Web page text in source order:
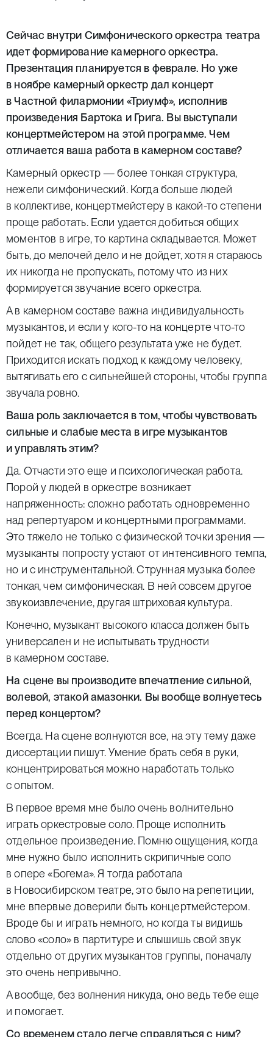
Сейчас внутри Симфонического оркестра театра
идет формирование камерного оркестра.
Презентация планируется в феврале. Но уже
в ноябре камерный оркестр дал концерт
в Частной филармонии «Триумф», исполнив
произведения Бартока и Грига. Вы выступали
концертмейстером на этой программе. Чем
отличается ваша работа в камерном составе?
Камерный оркестр — более тонкая структура,
нежели симфонический. Когда больше людей
в коллективе, концертмейстеру в какой-то степени
проще работать. Если удается добиться общих
моментов в игре, то картина складывается. Может
быть, до мелочей дело и не дойдет, хотя я стараюсь
их никогда не пропускать, потому что из них
формируется звучание всего оркестра.
А в камерном составе важна индивидуальность
музыкантов, и если у кого-то на концерте что-то
пойдет не так, общего результата уже не будет.
Приходится искать подход к каждому человеку,
вытягивать его с сильнейшей стороны, чтобы группа
звучала ровно.
Ваша роль заключается в том, чтобы чувствовать
сильные и слабые места в игре музыкантов
и управлять этим?
Да. Отчасти это еще и психологическая работа.
Порой у людей в оркестре возникает
напряженность: сложно работать одновременно
над репертуаром и концертными программами.
Это тяжело не только с физической точки зрения —
музыканты попросту устают от интенсивного темпа,
но и с инструментальной. Струнная музыка более
тонкая, чем симфоническая. В ней совсем другое
звукоизвлечение, другая штриховая культура.
Конечно, музыкант высокого класса должен быть
универсален и не испытывать трудности
в камерном составе.
На сцене вы производите впечатление сильной,
волевой, этакой амазонки. Вы вообще волнуетесь
перед концертом?
Всегда. На сцене волнуются все, на эту тему даже
диссертации пишут. Умение брать себя в руки,
концентрироваться можно наработать только
с опытом.
В первое время мне было очень волнительно
играть оркестровые соло. Проще исполнить
отдельное произведение. Помню ощущения, когда
мне нужно было исполнить скрипичные соло
в опере «Богема». Я тогда работала
в Новосибирском театре, это было на репетиции,
мне впервые доверили быть концертмейстером.
Вроде бы и играть немного, но когда ты видишь
слово «соло» в партитуре и слышишь свой звук
отдельно от других музыкантов группы, поначалу
это очень непривычно.
А вообще, без волнения никуда, оно ведь тебе еще
и помогает.
Со временем стало легче справляться с ним?